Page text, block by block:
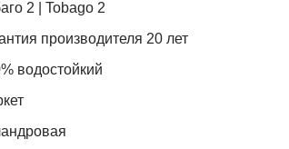
2 | Tobago 2
производителя 20 лет
водостойкий